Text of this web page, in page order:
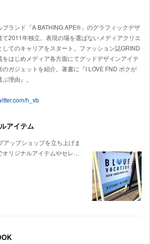
ブランド「A BATHING APE®」のグラフィックデザ
て2011年独立。表現の場を選ばないメディアクリエ
してのキャリアをスタート。ファッション誌GRIND
をはじめメディア各方面にてグッドデザインアイテ
のガジェットを紹介。著書に『I LOVE FND ボクが
理由』。
h_vb
アイテム
アップショップを立ち上げま
オリジナルアイテムやセレ…